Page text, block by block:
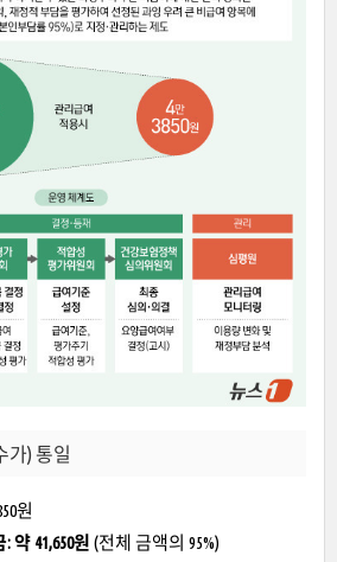
가) 통일
원
:약 41,650원 (전체 금액의 95%)